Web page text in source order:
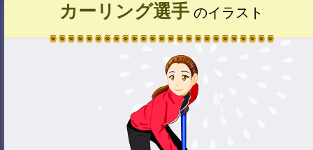
カーリング選手 のイラスト